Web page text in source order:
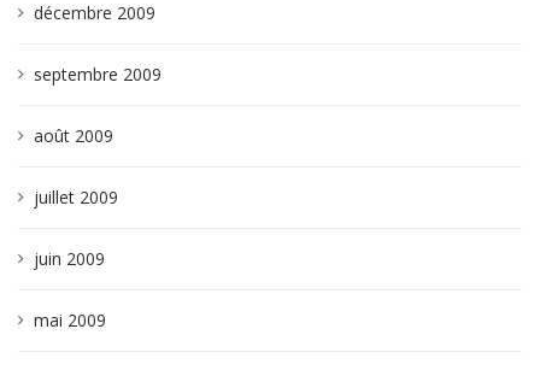
décembre 2009
septembre 2009
août 2009
juillet 2009
juin 2009
mai 2009